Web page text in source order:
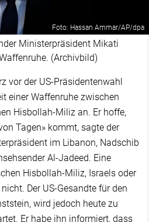
Foto: Hassan Ammar/AP/dpa
Ministerpräsident Mikati
(Archivbild)
vor der US-Präsidentenwahl
einer Waffenruhe zwischen
Hisbollah-Miliz an. Er hoffe,
Tagen» kommt, sagte der
im Libanon, Nadschib
Al-Jadeed. Eine
Hisbollah-Miliz, Israels oder
Der US-Gesandte für den
wird jedoch heute zu
Er habe ihn informiert, dass